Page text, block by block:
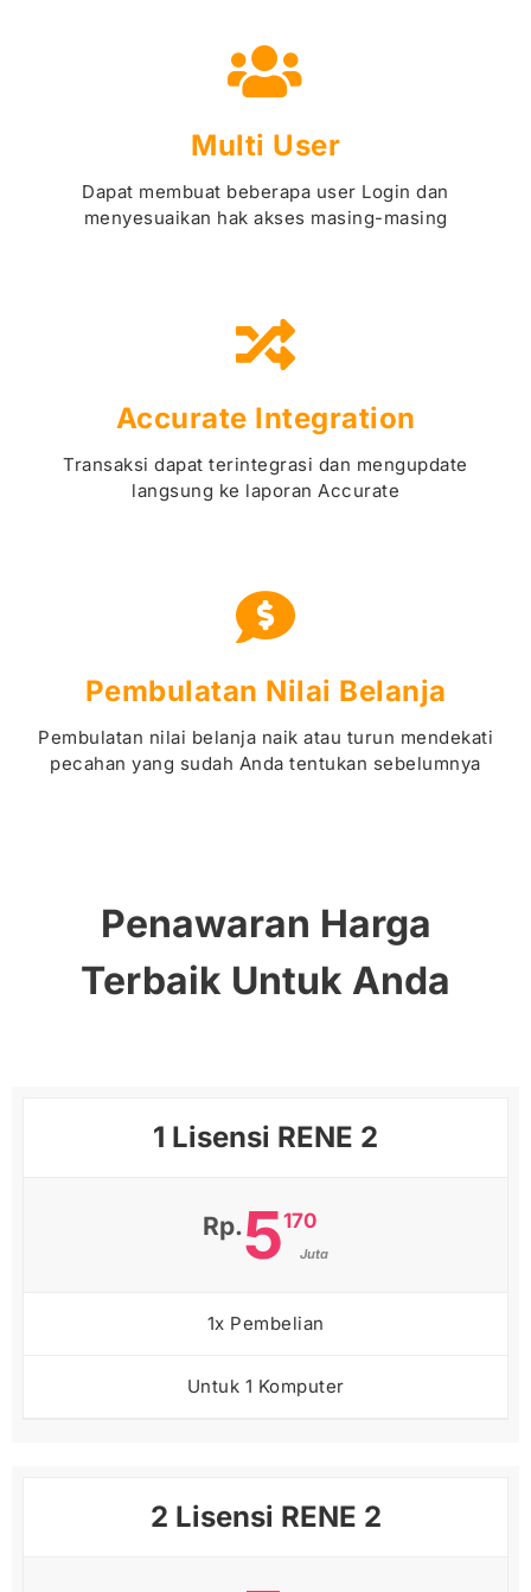
Multi User
Dapat membuat beberapa user Login dan
menyesuaikan hak akses masing-masing
Accurate Integration
Transaksi dapat terintegrasi dan mengupdate
langsung ke laporan Accurate
Pembulatan Nilai Belanja
Pembulatan nilai belanja naik atau turun mendekati
pecahan yang sudah Anda tentukan sebelumnya
Penawaran Harga
Terbaik Untuk Anda
1 Lisensi RENE 2
Rp.5170
Juta
1x Pembelian
Untuk 1 Komputer
2 Lisensi RENE 2